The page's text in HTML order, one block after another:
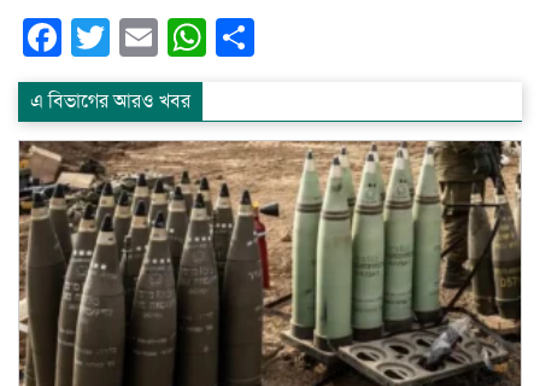
Facebook
Twitter
EmailWhatsApp
এ বিভাগের আরও খবর